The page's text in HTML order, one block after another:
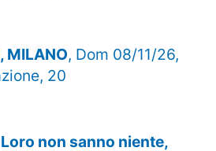
MILANO, Dom 08/11/26,
20
non sanno niente,